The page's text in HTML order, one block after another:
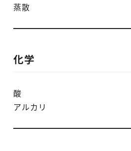
蒸散
化学
酸
アルカリ